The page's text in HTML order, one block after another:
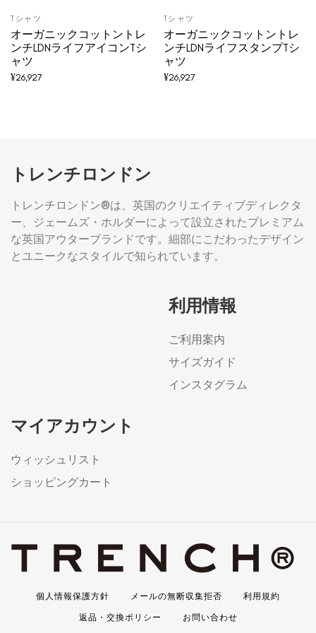
Tシャツ
オーガニックコットントレ
ンチLDNライフアイコンTシ
ャツ
¥26,927
Tシャツ
オーガニックコットントレ
ンチLDNライフスタンプTシ
ャツ
¥26,927
トレンチロンドン
トレンチロンドン®は、英国のクリエイティブディレクタ
ー、ジェームズ・ホルダーによって設立されたプレミアム
な英国アウターブランドです。細部にこだわったデザイン
とユニークなスタイルで知られています。
利用情報
ご利用案内
サイズガイド
インスタグラム
マイアカウント
ウィッシュリスト
ショッピングカート
個人情報保護方針 メールの無断収集拒否 利用規約
返品・交換ポリシー お問い合わせ